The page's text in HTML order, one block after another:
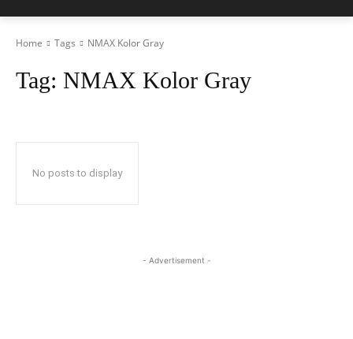
Home Tags NMAX Kolor Gray
Tag: NMAX Kolor Gray
No posts to display
- Advertisement -